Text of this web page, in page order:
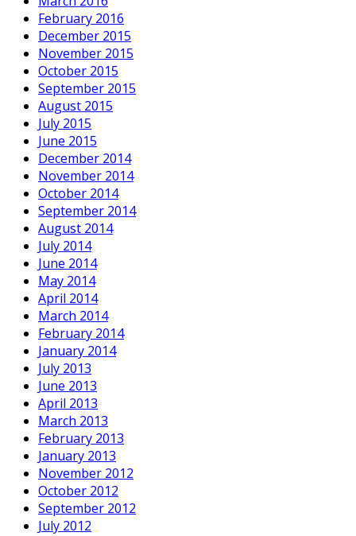
February 2016
December 2015
November 2015
October 2015
September 2015
August 2015
July 2015
June 2015
December 2014
November 2014
October 2014
September 2014
August 2014
July 2014
June 2014
May 2014
April 2014
March 2014
February 2014
January 2014
July 2013
June 2013
April 2013
March 2013
February 2013
January 2013
November 2012
October 2012
September 2012
July 2012